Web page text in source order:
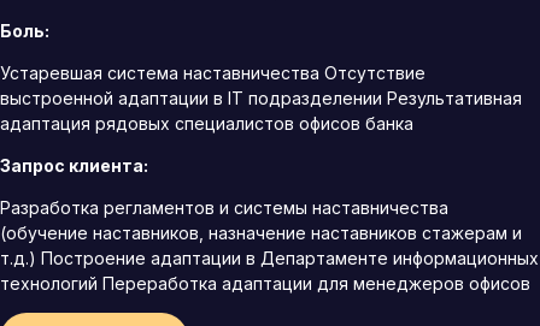
Боль:
Устаревшая система наставничества Отсутствие
выстроенной адаптации в IT подразделении Результативная
адаптация рядовых специалистов офисов банка
Запрос клиента:
Разработка регламентов и системы наставничества
(обучение наставников, назначение наставников стажерам и
т.д.) Построение адаптации в Департаменте информационных
технологий Переработка адаптации для менеджеров офисов